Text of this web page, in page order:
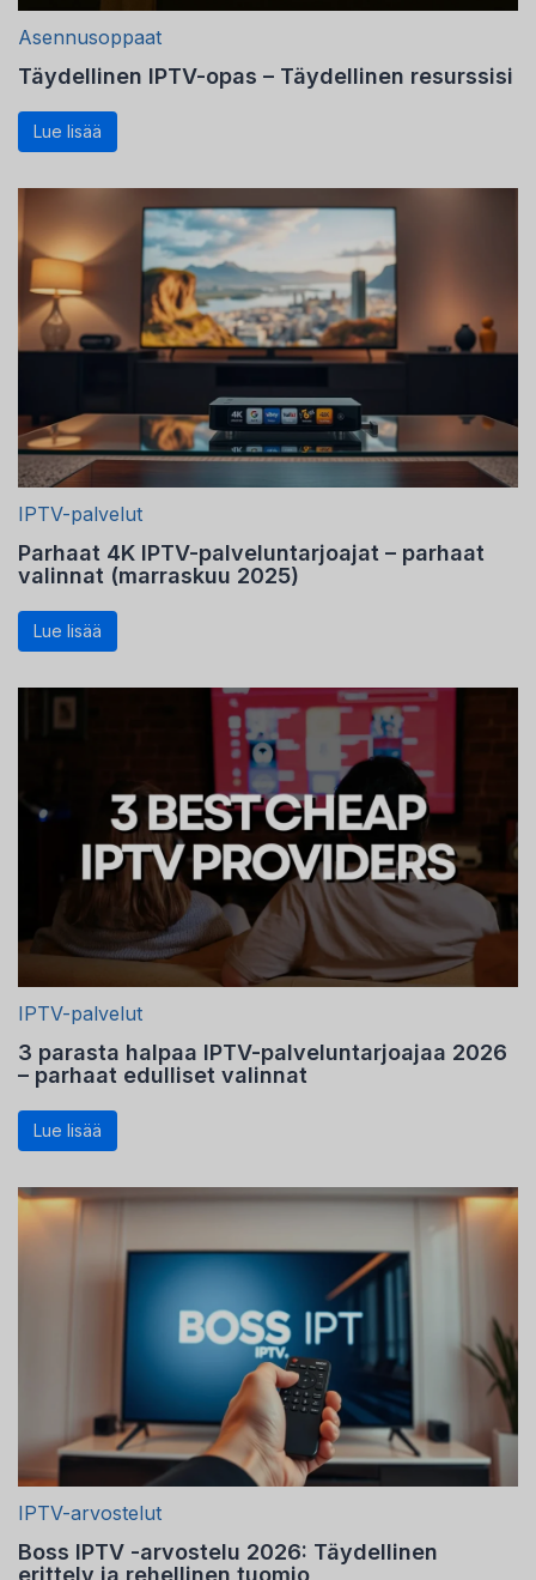
Asennusoppaat
Täydellinen IPTV-opas – Täydellinen resurssisi
Lue lisää
IPTV-palvelut
Parhaat 4K IPTV-palveluntarjoajat – parhaat
valinnat (marraskuu 2025)
Lue lisää
IPTV-palvelut
3 parasta halpaa IPTV-palveluntarjoajaa 2026
– parhaat edulliset valinnat
Lue lisää
IPTV-arvostelut
Boss IPTV -arvostelu 2026: Täydellinen
erittely ja rehellinen tuomio